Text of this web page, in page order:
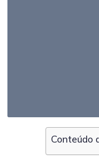
Conteúdo